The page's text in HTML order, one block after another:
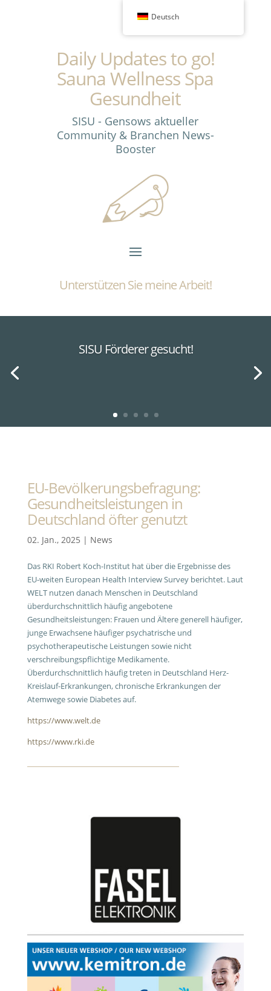
Daily Updates to go!
Sauna Wellness Spa
Gesundheit
SISU - Gensows aktueller
Community & Branchen News-
Booster
Unterstützen Sie meine Arbeit!
SISU Förderer gesucht!
EU-Bevölkerungsbefragung:
Gesundheitsleistungen in
Deutschland öfter genutzt
02. Jan., 2025 | News
Das RKI Robert Koch-Institut hat über die Ergebnisse des
EU-weiten European Health Interview Survey berichtet. Laut
WELT nutzen danach Menschen in Deutschland
überdurchschnittlich häufig angebotene
Gesundheitsleistungen: Frauen und Ältere generell häufiger,
junge Erwachsene häufiger psychatrische und
psychotherapeutische Leistungen sowie nicht
verschreibungspflichtige Medikamente.
Überdurchschnittlich häufig treten in Deutschland Herz-
Kreislauf-Erkrankungen, chronische Erkrankungen der
Atemwege sowie Diabetes auf.
https://www.welt.de
https://www.rki.de
Deutsch